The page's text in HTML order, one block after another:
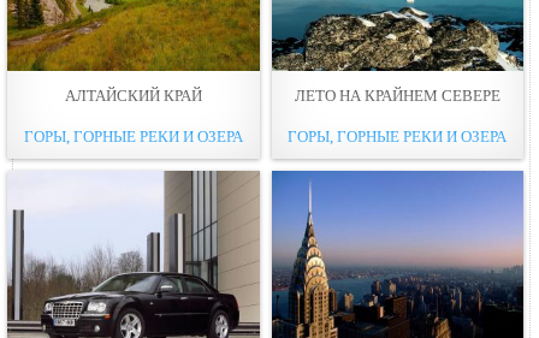
АЛТАЙСКИЙ КРАЙ
ГОРЫ, ГОРНЫЕ РЕКИ И ОЗЕРА
ЛЕТО НА КРАЙНЕМ СЕВЕРЕ
ГОРЫ, ГОРНЫЕ РЕКИ И ОЗЕРА